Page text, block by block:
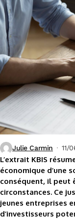
Julie Carmin 11/
L’extrait KBIS
économique d’une
conséquent, il peut
circonstances. Ce
jeunes entreprises
d’investisseurs